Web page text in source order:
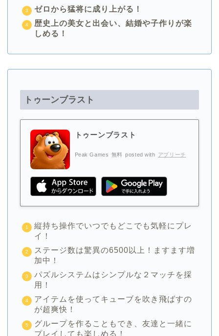
ゼロから猛将に成り上がる！
歴史上の美女と出会い、結婚や子作りが楽
しめる！
トゥーンブラスト
トゥーンブラスト
Peak Games 無料 posted with アプリーチ
縦持ち操作でいつでもどこでも気軽にプレ
イ！
ステージ数は驚異の6500以上！ますます増
加中！
パズルシステムはシンプルな２マッチを採
用！
アイテムを使ってキューブを吹き飛ばすの
が超爽快！
グループを作ることもでき、友達と一緒に
プレイしても楽しめる！